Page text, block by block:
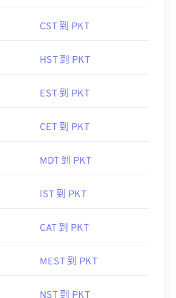
CST 到 PKT
HST 到 PKT
EST 到 PKT
CET 到 PKT
MDT 到 PKT
IST 到 PKT
CAT 到 PKT
MEST 到 PKT
NST 到 PKT